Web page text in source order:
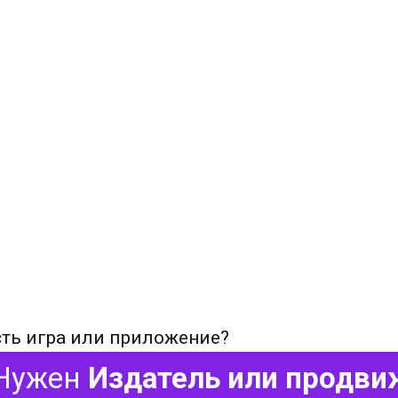
игра или приложение?
Издатель или